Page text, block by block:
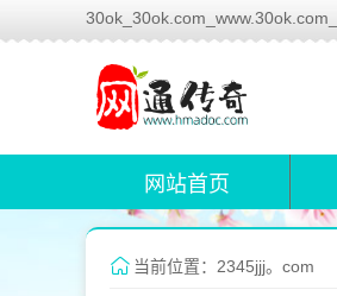
网站首页
当前位置：2345jjj。com